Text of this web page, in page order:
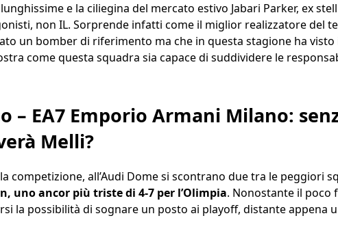
e la ciliegina del mercato estivo Jabari Parker, ex
non IL. Sorprende infatti come il miglior realizzatore del
un bomber di riferimento ma che in questa stagione ha
come questa squadra sia capace di suddividere le
– EA7 Emporio Armani Milano:
Melli?
competizione, all’Audi Dome si scontrano due tra le peggiori
uno ancor più triste di 4-7 per l’Olimpia. Nonostante il
la possibilità di sognare un posto ai playoff, distante appena